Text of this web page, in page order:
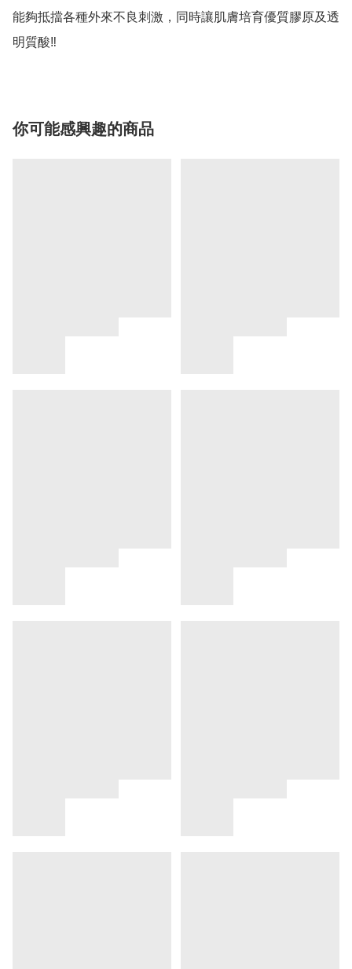
能夠抵擋各種外來不良刺激，同時讓肌膚培育優質膠原及透
明質酸‼️
你可能感興趣的商品